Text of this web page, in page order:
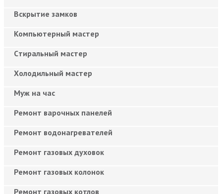
Вскрытие замков
Компьютерный мастер
Cтиральный мастер
Холодильный мастер
Муж на час
Ремонт варочных панелей
Ремонт водонагревателей
Ремонт газовых духовок
Ремонт газовых колонок
Ремонт газовых котлов